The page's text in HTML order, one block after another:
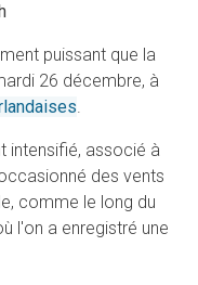
puissant que la
26 décembre, à
.
intensifié, associé à
des vents
comme le long du
l'on a enregistré une